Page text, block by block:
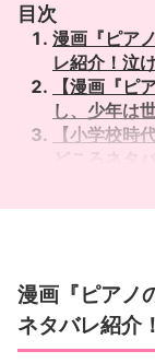
目次
漫画『ピア
レ紹介！泣
【漫画『ピ
し、少年は
【小学校時
どころネタ
【小学校時
レ②】
【高校時代
ール！【見
【最終巻（
ルで優勝し
漫画『ピアノ
ネタバレ紹介